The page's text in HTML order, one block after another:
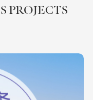
PROJECTS